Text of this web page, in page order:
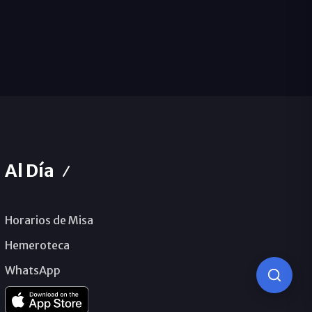
Al Día
Horarios de Misa
Hemeroteca
WhatsApp